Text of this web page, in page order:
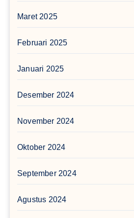
Maret 2025
Februari 2025
Januari 2025
Desember 2024
November 2024
Oktober 2024
September 2024
Agustus 2024